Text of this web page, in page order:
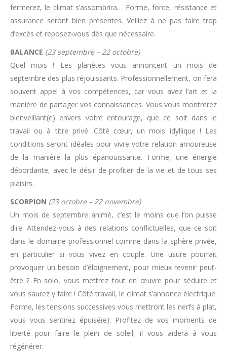
fermerez, le climat s’assombrira… Forme, force, résistance et
assurance seront bien présentes. Veillez à ne pas faire trop
d’excès et reposez-vous dès que nécessaire.
BALANCE (23 septembre – 22 octobre)
Quel mois ! Les planètes vous annoncent un mois de
septembre des plus réjouissants. Professionnellement, on fera
souvent appel à vos compétences, car vous avez l’art et la
manière de partager vos connaissances. Vous vous montrerez
bienveillant(e) envers votre entourage, que ce soit dans le
travail ou à titre privé. Côté cœur, un mois idyllique ! Les
conditions seront idéales pour vivre votre relation amoureuse
de la manière la plus épanouissante. Forme, une énergie
débordante, avec le désir de profiter de la vie et de tous ses
plaisirs.
SCORPION (23 octobre – 22 novembre)
Un mois de septembre animé, c’est le moins que l’on puisse
dire. Attendez-vous à des relations conflictuelles, que ce soit
dans le domaine professionnel comme dans la sphère privée,
en particulier si vous vivez en couple. Une usure pourrait
provoquer un besoin d’éloignement, pour mieux revenir peut-
être ? En solo, vous mettrez tout en œuvre pour séduire et
vous saurez y faire ! Côté travail, le climat s’annonce électrique.
Forme, les tensions successives vous mettront les nerfs à plat,
vous vous sentirez épuisé(e). Profitez de vos moments de
liberté pour faire le plein de soleil, il vous aidera à vous
régénérer.